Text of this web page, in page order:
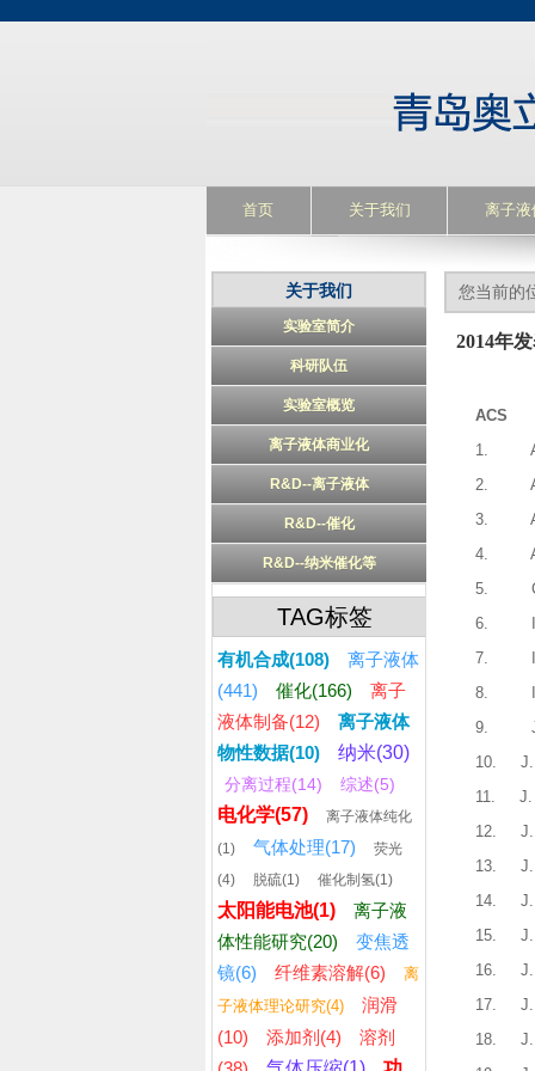
首页 关于我们 离子液
关于我们
实验室简介
科研队伍
实验室概览
离子液体商业化
R&D--离子液体
R&D--催化
R&D--纳米催化等
TAG标签
有机合成(108)
离子液体
(441)
催化(166)
离子
液体制备(12)
离子液体
物性数据(10)
纳米(30)
分离过程(14) 综述(5)
电化学(57)
离子液体纯化
(1)
气体处理(17)
荧光
(4)
脱硫(1) 催化制氢(1)
太阳能电池(1)
离子液
体性能研究(20)
变焦透
镜(6)
纤维素溶解(6)
离
子液体理论研究(4)
润滑
(10)
添加剂(4)
溶剂
您当前的
2014年
ACS
1.
2.
3.
4.
5.
6.
7.
8.
9.
10.
11.
J.
12.
13.
14.
15.
16.
17.
18.